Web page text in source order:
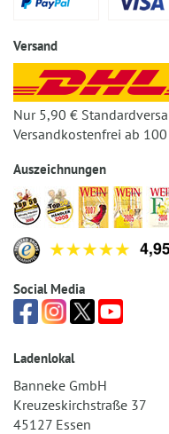
Versand
Nur 5,90 €
Versandkostenfrei ab
Auszeichnungen
Social Media
Ladenlokal
Banneke GmbH
Kreuzeskirchstraße 37
45127 Essen